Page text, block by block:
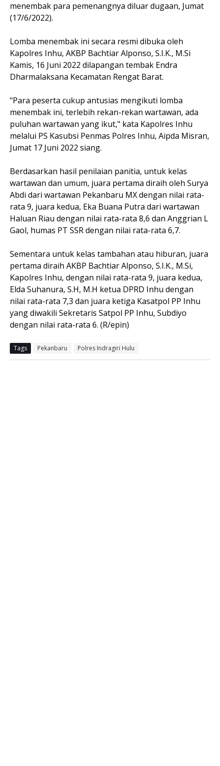
menembak para pemenangnya diluar dugaan, Jumat
(17/6/2022).
Lomba menembak ini secara resmi dibuka oleh
Kapolres Inhu, AKBP Bachtiar Alponso, S.I.K., M.Si
Kamis, 16 Juni 2022 dilapangan tembak Endra
Dharmalaksana Kecamatan Rengat Barat.
"Para peserta cukup antusias mengikuti lomba
menembak ini, terlebih rekan-rekan wartawan, ada
puluhan wartawan yang ikut," kata Kapolres Inhu
melalui PS Kasubsi Penmas Polres Inhu, Aipda Misran,
Jumat 17 Juni 2022 siang.
Berdasarkan hasil penilaian panitia, untuk kelas
wartawan dan umum, juara pertama diraih oleh Surya
Abdi dari wartawan Pekanbaru MX dengan nilai rata-
rata 9, juara kedua, Eka Buana Putra dari wartawan
Haluan Riau dengan nilai rata-rata 8,6 dan Anggrian L
Gaol, humas PT SSR dengan nilai rata-rata 6,7.
Sementara untuk kelas tambahan atau hiburan, juara
pertama diraih AKBP Bachtiar Alponso, S.I.K., M.Si,
Kapolres Inhu, dengan nilai rata-rata 9, juara kedua,
Elda Suhanura, S.H, M.H ketua DPRD Inhu dengan
nilai rata-rata 7,3 dan juara ketiga Kasatpol PP Inhu
yang diwakili Sekretaris Satpol PP Inhu, Subdiyo
dengan nilai rata-rata 6. (R/epin)
Tags Pekanbaru Polres Indragiri Hulu